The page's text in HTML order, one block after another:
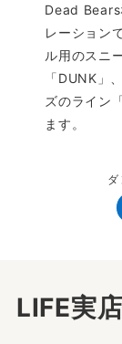
Dead Bears
レーション
ル用のスニ
「DUNK」
ズのライン
ます。
LIFE実